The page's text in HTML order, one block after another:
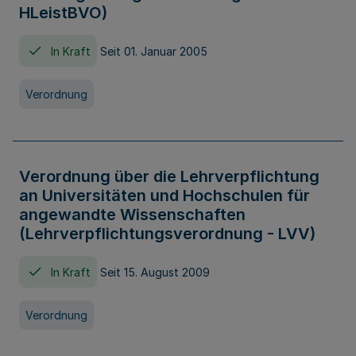
HLeistBVO)
In Kraft Seit 01. Januar 2005
Verordnung
Verordnung über die Lehrverpflichtung
an Universitäten und Hochschulen für
angewandte Wissenschaften
(Lehrverpflichtungsverordnung - LVV)
In Kraft Seit 15. August 2009
Verordnung